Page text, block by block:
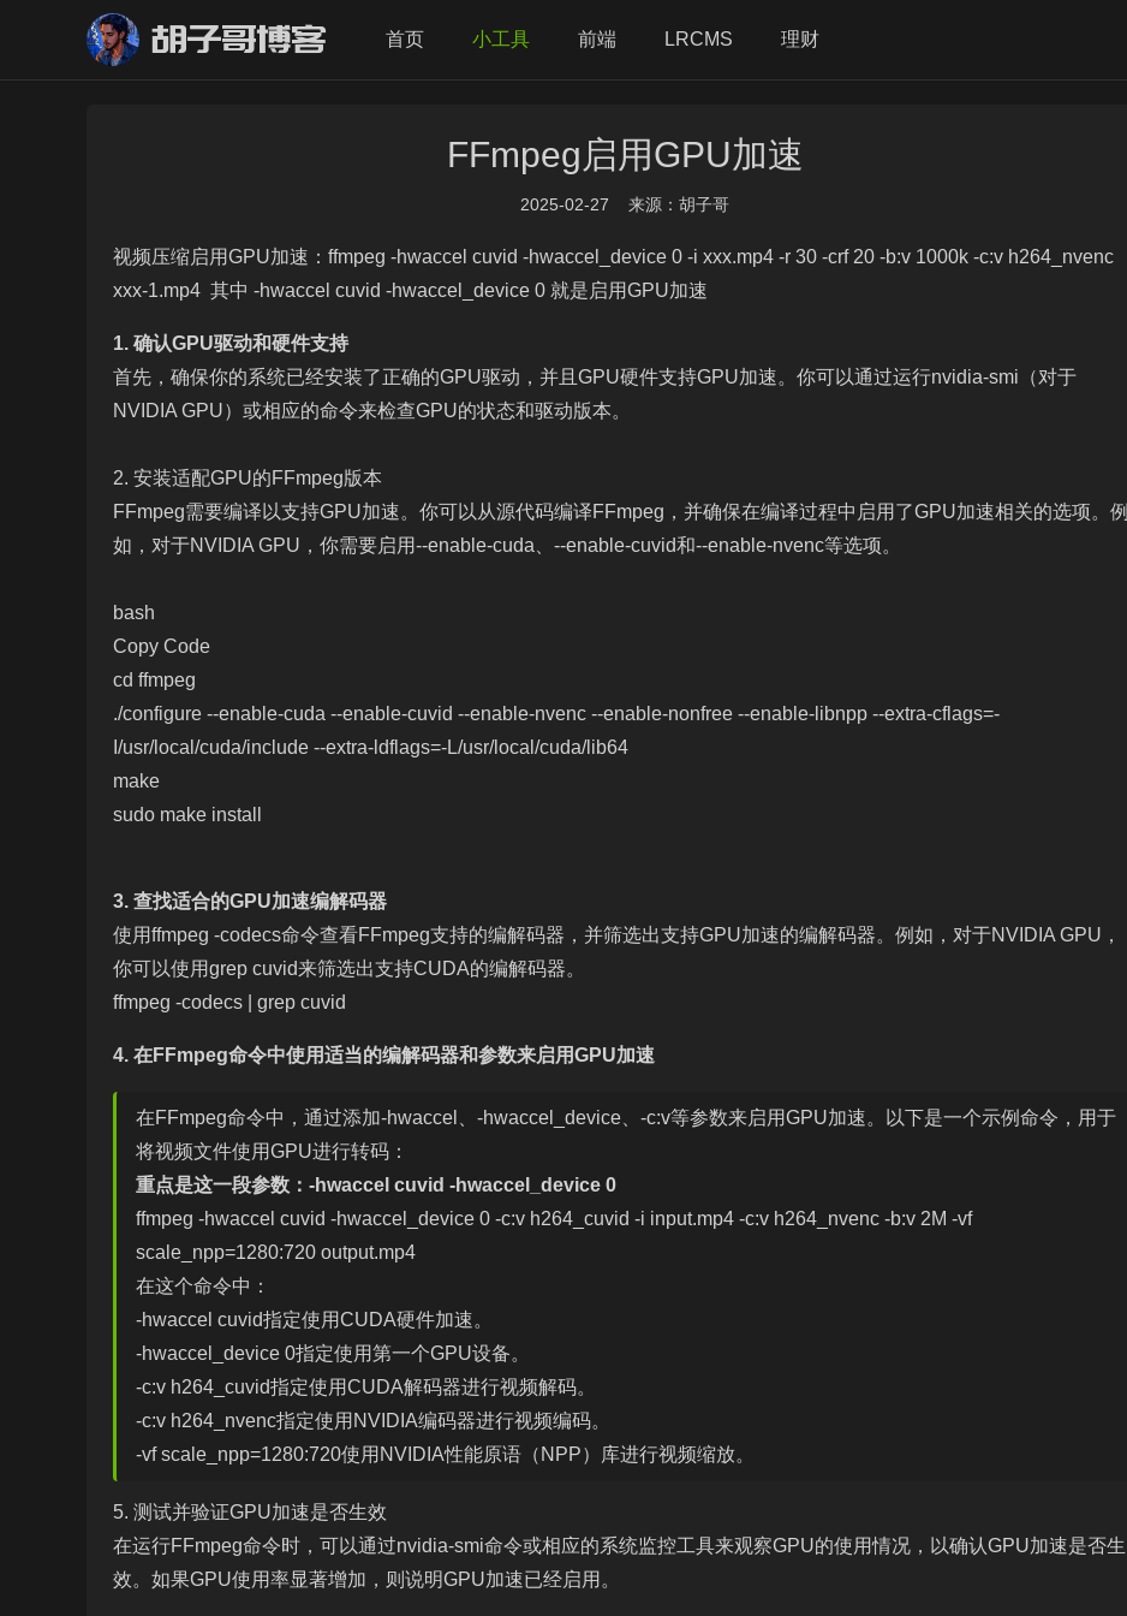
胡子哥博客 首页 小工具 前端 LRCMS 理财
FFmpeg启用GPU加速
2025-02-27 来源：胡子哥
视频压缩启用GPU加速：ffmpeg -hwaccel cuvid -hwaccel_device 0 -i xxx.mp4 -r 30 -crf 20 -b:v 1000k -c:v h264_nvenc
xxx-1.mp4 其中 -hwaccel cuvid -hwaccel_device 0 就是启用GPU加速
1. 确认GPU驱动和硬件支持
首先，确保你的系统已经安装了正确的GPU驱动，并且GPU硬件支持GPU加速。你可以通过运行nvidia-smi（对于
NVIDIA GPU）或相应的命令来检查GPU的状态和驱动版本。
2. 安装适配GPU的FFmpeg版本
FFmpeg需要编译以支持GPU加速。你可以从源代码编译FFmpeg，并确保在编译过程中启用了GPU加速相关的选项。例
如，对于NVIDIA GPU，你需要启用--enable-cuda、--enable-cuvid和--enable-nvenc等选项。
bash
Copy Code
cd ffmpeg
./configure --enable-cuda --enable-cuvid --enable-nvenc --enable-nonfree --enable-libnpp --extra-cflags=-
I/usr/local/cuda/include --extra-ldflags=-L/usr/local/cuda/lib64
make
sudo make install
3. 查找适合的GPU加速编解码器
使用ffmpeg -codecs命令查看FFmpeg支持的编解码器，并筛选出支持GPU加速的编解码器。例如，对于NVIDIA GPU，
你可以使用grep cuvid来筛选出支持CUDA的编解码器。
ffmpeg -codecs | grep cuvid
4. 在FFmpeg命令中使用适当的编解码器和参数来启用GPU加速
在FFmpeg命令中，通过添加-hwaccel、-hwaccel_device、-c:v等参数来启用GPU加速。以下是一个示例命令，用于
将视频文件使用GPU进行转码：
重点是这一段参数：-hwaccel cuvid -hwaccel_device 0
ffmpeg -hwaccel cuvid -hwaccel_device 0 -c:v h264_cuvid -i input.mp4 -c:v h264_nvenc -b:v 2M -vf
scale_npp=1280:720 output.mp4
在这个命令中：
-hwaccel cuvid指定使用CUDA硬件加速。
-hwaccel_device 0指定使用第一个GPU设备。
-c:v h264_cuvid指定使用CUDA解码器进行视频解码。
-c:v h264_nvenc指定使用NVIDIA编码器进行视频编码。
-vf scale_npp=1280:720使用NVIDIA性能原语（NPP）库进行视频缩放。
5. 测试并验证GPU加速是否生效
在运行FFmpeg命令时，可以通过nvidia-smi命令或相应的系统监控工具来观察GPU的使用情况，以确认GPU加速是否生
效。如果GPU使用率显著增加，则说明GPU加速已经启用。